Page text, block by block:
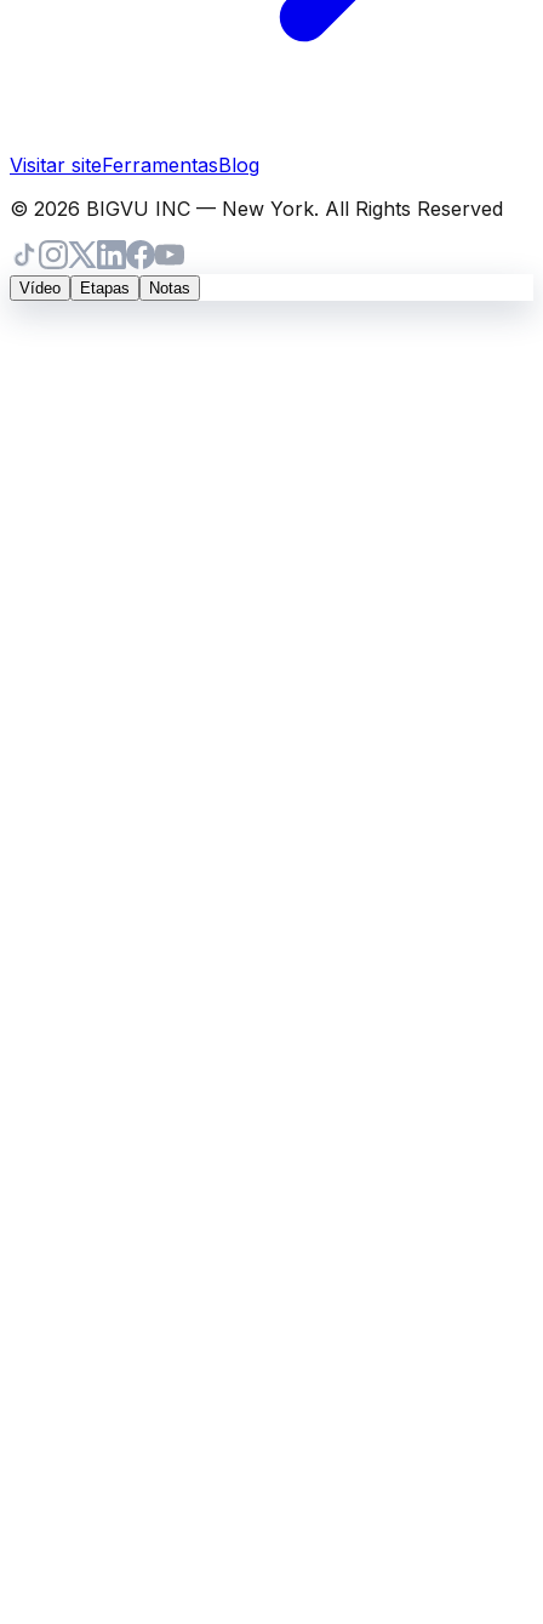
Visitar siteFerramentasBlog
© 2026 BIGVU INC — New York. All Rights Reserved
Vídeo Etapas Notas